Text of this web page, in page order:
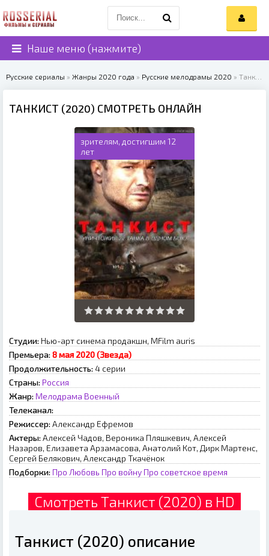
Наше меню (нажмите)
Русские сериалы » Жанры 2020 года » Русские мелодрамы 2020 » Танкист (2020)
ТАНКИСТ (2020) СМОТРЕТЬ ОНЛАЙН
зрителям, достигшим 12
лет
Студии: Нью-арт синема продакшн, MFilm auris
Премьера: 8 мая 2020 (Звезда)
Продолжительность: 4 серии
Страны: Россия
Жанр: Мелодрама Военный
Телеканал:
Режиссер: Александр Ефремов
Актеры: Алексей Чадов, Вероника Пляшкевич, Алексей
Назаров, Елизавета Арзамасова, Анатолий Кот, Дирк Мартенс,
Сергей Белякович, Александр Ткачёнок
Подборки: Про Любовь Про войну Про советское время
Смотреть Танкист (2020) в HD
Танкист (2020) описание